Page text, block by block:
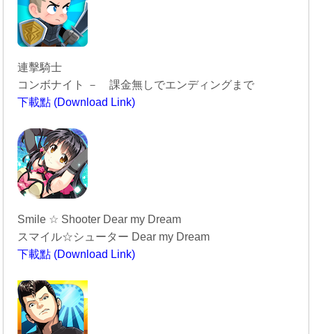
連擊騎士
コンボナイト － 課金無しでエンディングまで
下載點 (Download Link)
Smile ☆ Shooter Dear my Dream
スマイル☆シューター Dear my Dream
下載點 (Download Link)